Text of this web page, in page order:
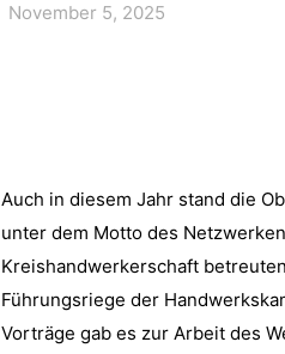
November 5, 2025
Auch in diesem Jahr stand die
unter dem Motto des
Kreishandwerkerschaft
Führungsriege der
Vorträge gab es zur Arbeit des